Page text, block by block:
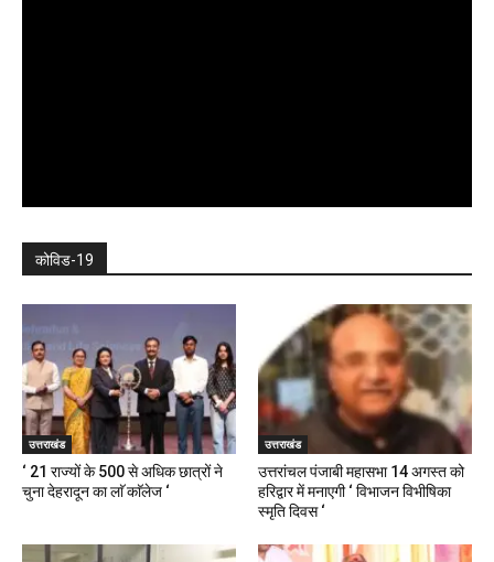
कोविड-19
उत्तराखंड
‘ 21 राज्यों के 500 से अधिक छात्रों ने
चुना देहरादून का लाॅ काॅलेज ‘
उत्तराखंड
उत्तरांचल पंजाबी महासभा 14 अगस्त को
हरिद्वार में मनाएगी ‘ विभाजन विभीषिका
स्मृति दिवस ‘